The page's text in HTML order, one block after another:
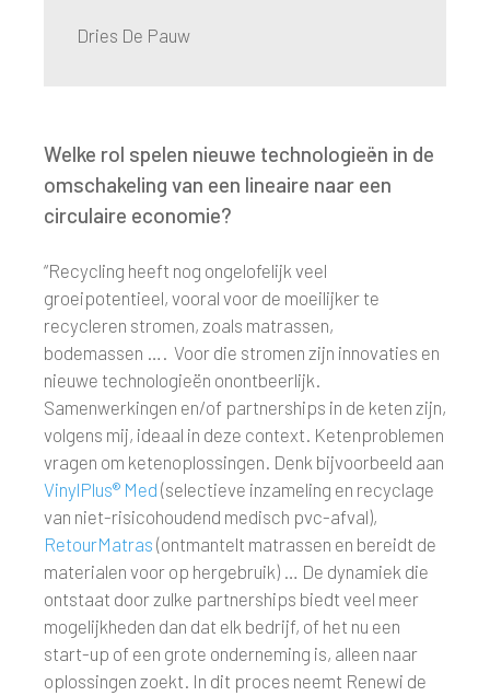
Dries De Pauw
Welke rol spelen nieuwe technologieën in de
omschakeling van een lineaire naar een
circulaire economie?
“Recycling heeft nog ongelofelijk veel
groeipotentieel, vooral voor de moeilijker te
recycleren stromen, zoals matrassen,
bodemassen …. Voor die stromen zijn innovaties en
nieuwe technologieën onontbeerlijk.
Samenwerkingen en/of partnerships in de keten zijn,
volgens mij, ideaal in deze context. Ketenproblemen
vragen om ketenoplossingen. Denk bijvoorbeeld aan
VinylPlus® Med (selectieve inzameling en recyclage
van niet-risicohoudend medisch pvc-afval),
RetourMatras (ontmantelt matrassen en bereidt de
materialen voor op hergebruik) … De dynamiek die
ontstaat door zulke partnerships biedt veel meer
mogelijkheden dan dat elk bedrijf, of het nu een
start-up of een grote onderneming is, alleen naar
oplossingen zoekt. In dit proces neemt Renewi de